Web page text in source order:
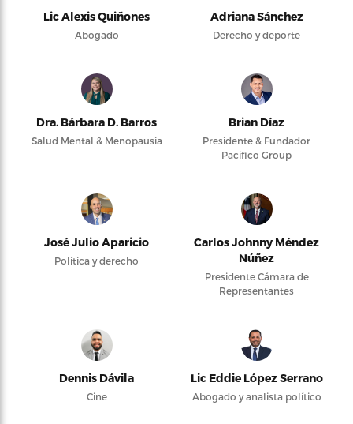
Lic Alexis Quiñones
Abogado
Adriana Sánchez
Derecho y deporte
Dra. Bárbara D. Barros
Salud Mental & Menopausia
Brian Díaz
Presidente & Fundador
Pacifico Group
José Julio Aparicio
Política y derecho
Carlos Johnny Méndez
Núñez
Presidente Cámara de
Representantes
Dennis Dávila
Cine
Lic Eddie López Serrano
Abogado y analista político